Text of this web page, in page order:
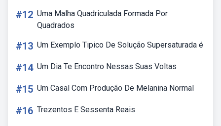
#12 Uma Malha Quadriculada Formada Por
Quadrados
#13 Um Exemplo Tipico De Solução Supersaturada é
#14 Um Dia Te Encontro Nessas Suas Voltas
#15 Um Casal Com Produção De Melanina Normal
#16 Trezentos E Sessenta Reais